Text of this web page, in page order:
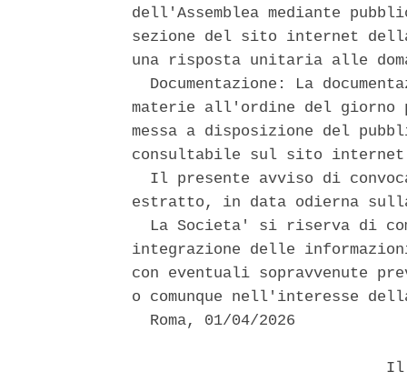
dell'Assemblea mediante
sezione del sito internet
una risposta unitaria alle
Documentazione: La
materie all'ordine del giorno
messa a disposizione del
consultabile sul sito
Il presente avviso di
estratto, in data odierna
La Societa' si riserva di
integrazione delle
con eventuali sopravvenute
o comunque nell'interesse
  Roma, 01/04/2026